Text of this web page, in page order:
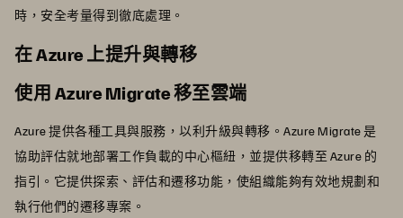
時，安全考量得到徹底處理。
在 Azure 上提升與轉移
使用 Azure Migrate 移至雲端
Azure 提供各種工具與服務，以利升級與轉移。Azure Migrate 是
協助評估就地部署工作負載的中心樞紐，並提供移轉至 Azure 的
指引。它提供探索、評估和遷移功能，使組織能夠有效地規劃和
執行他們的遷移專案。